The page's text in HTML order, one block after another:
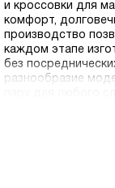
и кроссовки для
комфорт,
производство
каждом этапе
без
разнообразие